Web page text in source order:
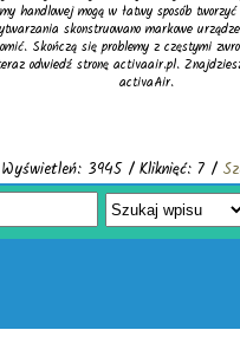
tworzyć wspomniane wypełniacze do
urządzenia activaAir. Trzeba tylko
częstymi zwrotami uszkodzonego towaru.
Znajdziesz na niej pełną ofertę firmy
7 /Szczegóły wpisu